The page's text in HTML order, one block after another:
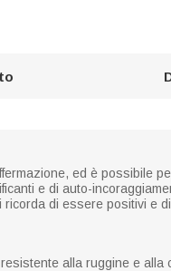
ed è possibile
e di auto-
di essere positivi e
alla ruggine e